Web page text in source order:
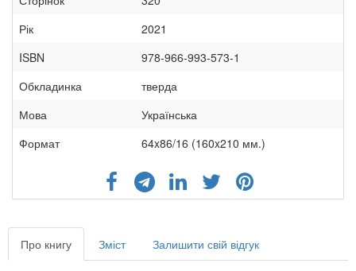
Рік
2021
ISBN
978-966-993-573-1
Обкладинка
тверда
Мова
Українська
Формат
64x86/16 (160x210 мм.)
Про книгу Зміст Залишити свій відгук